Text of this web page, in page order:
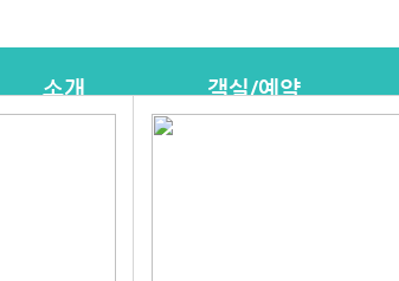
소개 객실/예약